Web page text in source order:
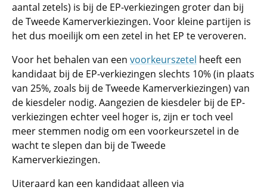
aantal zetels) is bij de EP-verkiezingen groter dan bij
de Tweede Kamerverkiezingen. Voor kleine partijen is
het dus moeilijk om een zetel in het EP te veroveren.
Voor het behalen van een voorkeurszetel heeft een
kandidaat bij de EP-verkiezingen slechts 10% (in plaats
van 25%, zoals bij de Tweede Kamerverkiezingen) van
de kiesdeler nodig. Aangezien de kiesdeler bij de EP-
verkiezingen echter veel hoger is, zijn er toch veel
meer stemmen nodig om een voorkeurszetel in de
wacht te slepen dan bij de Tweede
Kamerverkiezingen.
Uiteraard kan een kandidaat alleen via